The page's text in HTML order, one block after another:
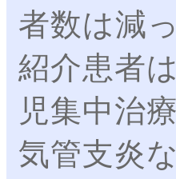
者数は減
紹介患者
児集中治
気管支炎